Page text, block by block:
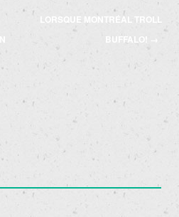
LORSQUE MONTRÉAL TROLL
BUFFALO!
→